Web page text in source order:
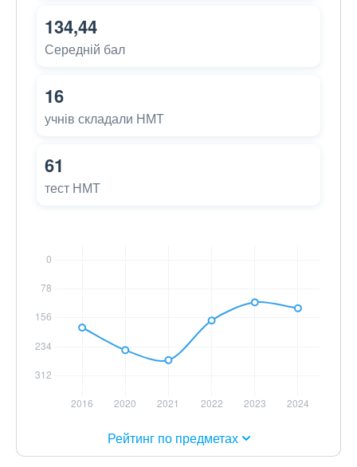
134,44
Середній бал
16
учнів складали НМТ
61
тест НМТ
Рейтинг по предметах